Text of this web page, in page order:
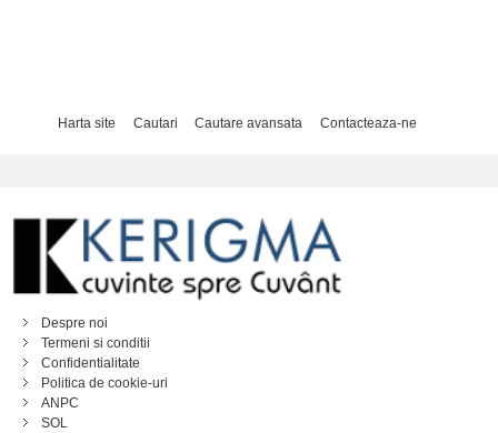
Harta site Cautari Cautare avansata Contacteaza-ne
Despre noi
Termeni si conditii
Confidentialitate
Politica de cookie-uri
ANPC
SOL